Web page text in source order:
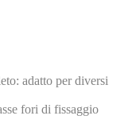
adatto per diversi
fori di fissaggio